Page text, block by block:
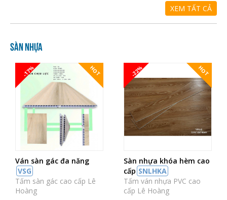
XEM TẤT CẢ
Sàn nhựa
HOT
-17%
Ván sàn gác đa năng
VSG
Tấm sàn gác cao cấp Lê
Hoàng
HOT
-22%
Sàn nhựa khóa hèm cao
cấp SNLHKA
Tấm ván nhựa PVC cao
cấp Lê Hoàng